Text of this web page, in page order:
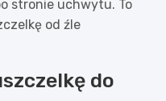
stronie uchwytu. To
od źle
do